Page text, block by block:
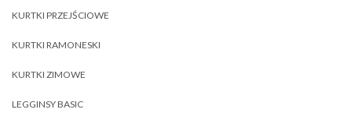
KURTKI PRZEJŚCIOWE
KURTKI RAMONESKI
KURTKI ZIMOWE
LEGGINSY BASIC